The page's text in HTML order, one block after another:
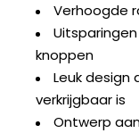
Verhoogde
knoppen
Leuk design
verkrijgbaar is
Ontwerp